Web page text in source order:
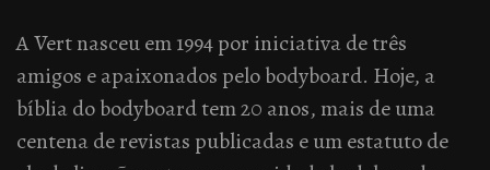
A Vert nasceu em 1994 por iniciativa de três
amigos e apaixonados pelo bodyboard. Hoje, a
bíblia do bodyboard tem 20 anos, mais de uma
centena de revistas publicadas e um estatuto de